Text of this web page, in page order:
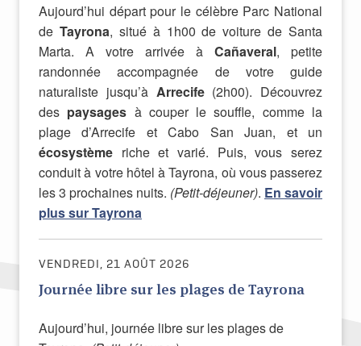
Aujourd’hui départ pour le célèbre Parc National
de Tayrona, situé à 1h00 de voiture de Santa
Marta. A votre arrivée à Cañaveral, petite
randonnée accompagnée de votre guide
naturaliste jusqu’à Arrecife (2h00). Découvrez
des paysages à couper le souffle, comme la
plage d’Arrecife et Cabo San Juan, et un
écosystème riche et varié. Puis, vous serez
conduit à votre hôtel à Tayrona, où vous passerez
les 3 prochaines nuits. (Petit-déjeuner). En savoir
plus sur Tayrona
VENDREDI, 21 AOÛT 2026
Journée libre sur les plages de Tayrona
Aujourd’hui, journée libre sur les plages de